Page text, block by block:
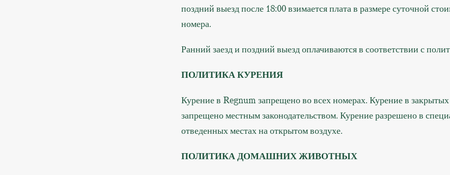
поздний выезд после 18:00 взимается плата в размере суточной
номера.
Ранний заезд и поздний выезд оплачиваются в соответствии с
ПОЛИТИКА КУРЕНИЯ
Курение в Regnum запрещено во всех номерах. Курение в
запрещено местным законодательством. Курение разрешено в
отведенных местах на открытом воздухе.
ПОЛИТИКА ДОМАШНИХ ЖИВОТНЫХ